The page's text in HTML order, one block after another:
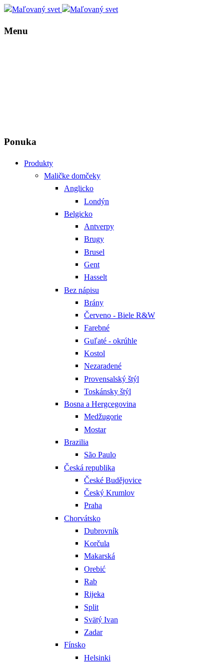
Menu
Ponuka
Produkty
Maličke domčeky
Anglicko
Londýn
Belgicko
Antverpy
Brugy
Brusel
Gent
Hasselt
Bez nápisu
Brány
Červeno - Biele R&W
Farebné
Guľaté - okrúhle
Kostol
Nezaradené
Provensalský štýl
Toskánsky štýl
Bosna a Hergcegovina
Medžugorie
Mostar
Brazilia
São Paulo
Česká republika
České Budějovice
Český Krumlov
Praha
Chorvátsko
Dubrovník
Korčula
Makarská
Orebić
Rab
Rijeka
Split
Svätý Ivan
Zadar
Fínsko
Helsinki